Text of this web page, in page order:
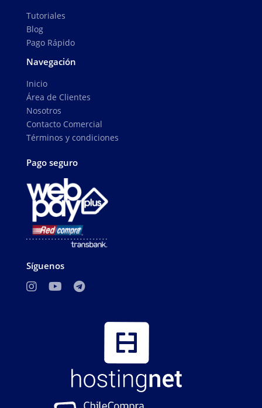
Tutoriales
Blog
Pago Rápido
Navegación
Inicio
Área de Clientes
Nosotros
Contacto Comercial
Términos y condiciones
Pago seguro
Síguenos